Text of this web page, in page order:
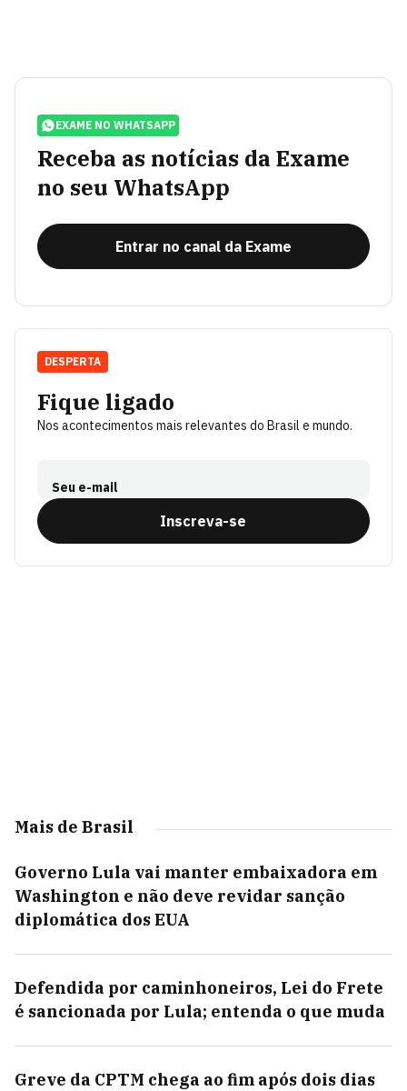
EXAME NO WHATSAPP
Receba as notícias da Exame
no seu WhatsApp
Entrar no canal da Exame
Fique ligado
Nos acontecimentos mais relevantes do Brasil e mundo.
Seu e-mail
Inscreva-se
DESPERTA
Mais de Brasil
Governo Lula vai manter embaixadora em
Washington e não deve revidar sanção
diplomática dos EUA
Defendida por caminhoneiros, Lei do Frete
é sancionada por Lula; entenda o que muda
Greve da CPTM chega ao fim após dois dias